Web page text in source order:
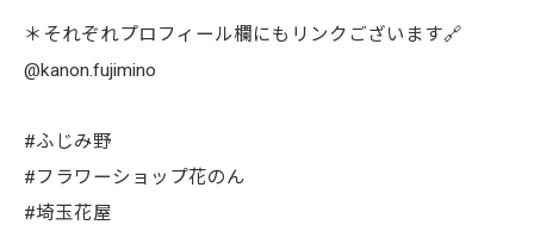
＊それぞれプロフィール欄にもリンクございます🔗
@kanon.fujimino
#ふじみ野
#フラワーショップ花のん
#埼玉花屋